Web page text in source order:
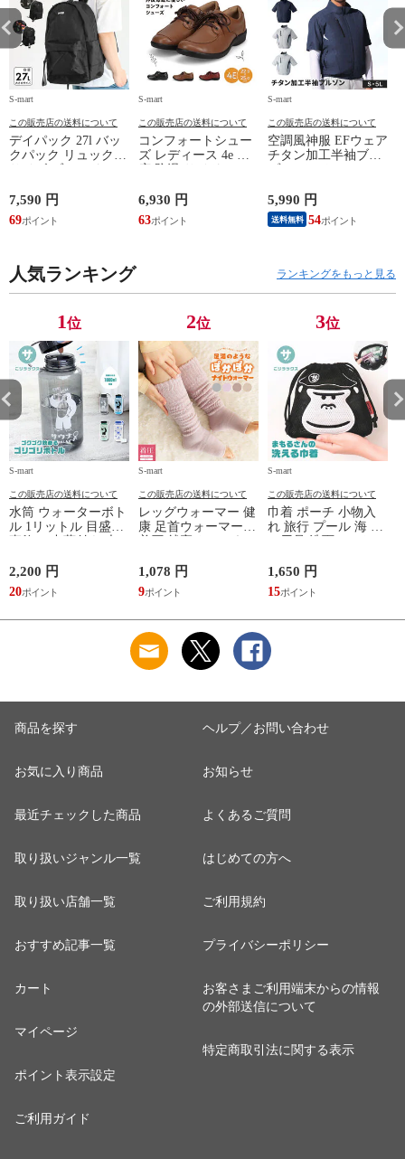
S-mart
この販売店の送料について
デイパック 27l バッ
クパック リュック
サイズ ブランド ロ
鞄 機内持ち込み 夏
スラッシャー
THRASHER r1929
7,590 円
69
S-mart
この販売店の送料について
コンフォートシュー
ズ レディース 4e 幅
広 防滑 サイドファ
シューズ 黒 トパー
ズ モア 靴 カジュア
ルシューズ 外反母趾
TOPAZ 1410
6,930 円
63
S-mart
この販売店の送料について
空調風神服 EFウェア
チタン加工半袖ブル
ゾン ベスト ファン
ジャケット 遮熱 作
業服 作業着 上着 ア
タックベース KF100
5,990 円
送料無料 54
人気ランキング ランキングをもっと見る
1位
S-mart
この販売店の送料について
水筒 ウォーターボト
ル 1リットル 目盛り
直飲み 中蓋付き 大
マイボトル 動物 ア
ニマル ゴリラ ごリ
ラックス ゴリゴリボ
2,200 円
20
2位
S-mart
この販売店の送料について
レッグウォーマー 健
康 足首ウォーマー
着圧 就寝 おしゃれ
ふんわり 足湯のよう
なぽかぽかナイトウ
ォーマー inf-26
1,078 円
9
3位
S-mart
この販売店の送料について
巾着 ポーチ 小物入
れ 旅行 プール 海 バ
ス用品 洗面セット
サウナ ごリラックス
まもるさんの洗える
巾着 ブラック 黒
1,650 円
15
商品を探す
お気に入り商品
最近チェックした商品
取り扱いジャンル一覧
取り扱い店舗一覧
おすすめ記事一覧
カート
マイページ
ポイント表示設定
ご利用ガイド
ヘルプ／お問い合わせ
お知らせ
よくあるご質問
はじめての方へ
ご利用規約
プライバシーポリシー
お客さまご利用端末からの情報
の外部送信について
特定商取引法に関する表示